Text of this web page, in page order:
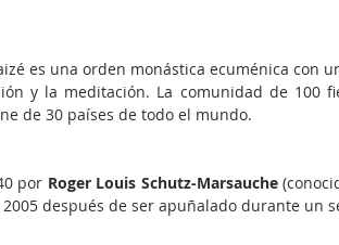
es una orden monástica ecuménica con
y la meditación. La comunidad de 100
de 30 países de todo el mundo.
por Roger Louis Schutz-Marsauche
después de ser apuñalado durante un